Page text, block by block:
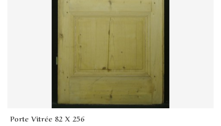
Porte Vitrée 82 X 256